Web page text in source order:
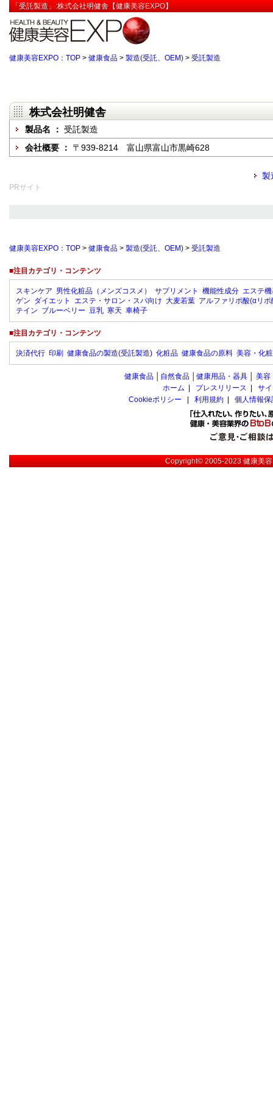
「受託製造」:株式会社明健舎【健康美容EXPO】
健康美容EXPO：TOP > 健康食品 > 製造(受託、OEM) > 受託製造
株式会社明健舎
製品名 ： 受託製造
会社概要 ： 〒939-8214 富山県富山市黒崎628
製
PRサイト
健康美容EXPO：TOP > 健康食品 > 製造(受託、OEM) > 受託製造
■注目カテゴリ・コンテンツ
スキンケア 男性化粧品（メンズコスメ） サプリメント 機能性成分 エステ
ゲン ダイエット エステ・サロン・スパ向け 大麦若葉 アルファリポ酸(αリポ
テイン ブルーベリー 豆乳 寒天 車椅子
■注目カテゴリ・コンテンツ
決済代行 印刷 健康食品の製造(受託製造) 化粧品 健康食品の原料 美容・化
健康食品 自然食品 健康用品・器具 美容
ホーム
プレスリリース
サ
Cookieポリシー
利用規約 個人情報
Copyright© 2005-2023健康美